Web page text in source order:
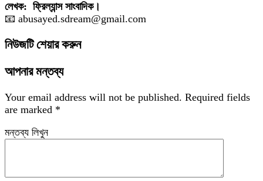
লেখক: ফ্রিল্যান্স সাংবাদিক।
📧 abusayed.sdream@gmail.com
নিউজটি শেয়ার করুন
আপনার মন্তব্য
Your email address will not be published. Required fields
are marked *
মন্তব্য লিখুন